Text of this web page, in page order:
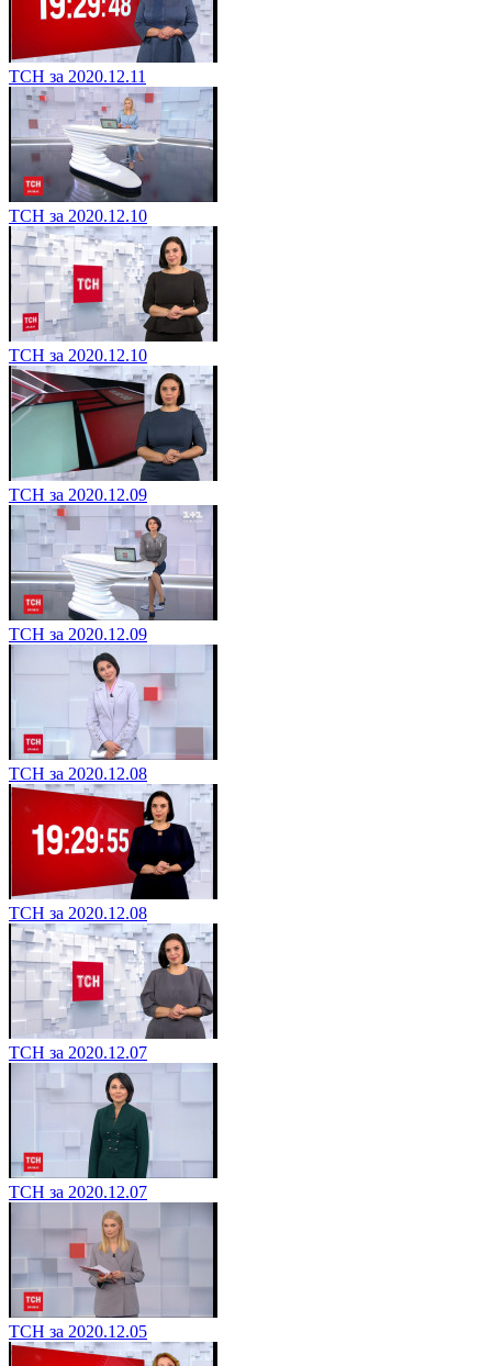
ТСН за 2020.12.11
ТСН за 2020.12.10
ТСН за 2020.12.10
ТСН за 2020.12.09
ТСН за 2020.12.09
ТСН за 2020.12.08
ТСН за 2020.12.08
ТСН за 2020.12.07
ТСН за 2020.12.07
ТСН за 2020.12.05